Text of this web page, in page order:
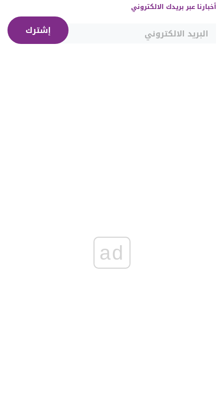
أخبارنا عبر بريدك الالكتروني
إشترك
ad